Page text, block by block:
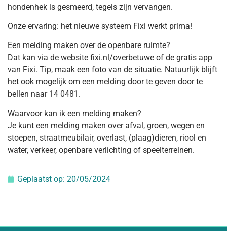
hondenhek is gesmeerd, tegels zijn vervangen.
Onze ervaring: het nieuwe systeem Fixi werkt prima!
Een melding maken over de openbare ruimte?
Dat kan via de website fixi.nl/overbetuwe of de gratis app
van Fixi. Tip, maak een foto van de situatie. Natuurlijk blijft
het ook mogelijk om een melding door te geven door te
bellen naar 14 0481.
Waarvoor kan ik een melding maken?
Je kunt een melding maken over afval, groen, wegen en
stoepen, straatmeubilair, overlast, (plaag)dieren, riool en
water, verkeer, openbare verlichting of speelterreinen.
Geplaatst op: 20/05/2024